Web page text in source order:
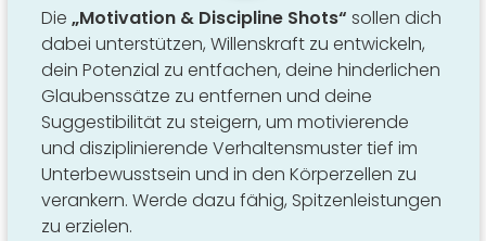
Die „Motivation & Discipline Shots“ sollen dich
dabei unterstützen, Willenskraft zu entwickeln,
dein Potenzial zu entfachen, deine hinderlichen
Glaubenssätze zu entfernen und deine
Suggestibilität zu steigern, um motivierende
und disziplinierende Verhaltensmuster tief im
Unterbewusstsein und in den Körperzellen zu
verankern. Werde dazu fähig, Spitzenleistungen
zu erzielen.